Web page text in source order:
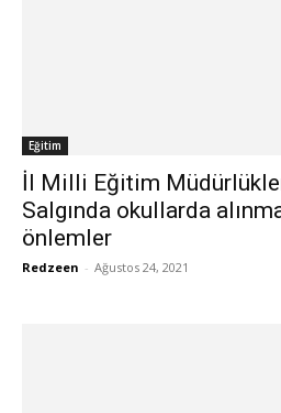
Eğitim
İl Milli Eğitim
Salgında okullarda
önlemler
Redzeen - Ağustos 24, 2021